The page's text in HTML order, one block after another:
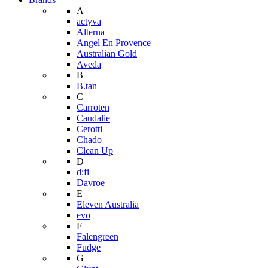
A
actyva
Alterna
Angel En Provence
Australian Gold
Aveda
B
B.tan
C
Carroten
Caudalie
Cerotti
Chado
Clean Up
D
d:fi
Davroe
E
Eleven Australia
evo
F
Falengreen
Fudge
G